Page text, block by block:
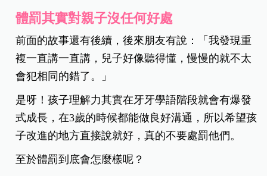
體罰其實對親子沒任何好處
前面的故事還有後續，後來朋友有說：「我發現重
複一直講一直講，兒子好像聽得懂，慢慢的就不太
會犯相同的錯了。」
是呀！孩子理解力其實在牙牙學語階段就會有爆發
式成長，在3歲的時候都能做良好溝通，所以希望孩
子改進的地方直接說就好，真的不要處罰他們。
至於體罰到底會怎麼樣呢？